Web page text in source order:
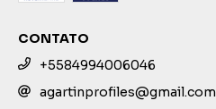
CONTATO
+5584994006046
agartinprofiles@gmail.com